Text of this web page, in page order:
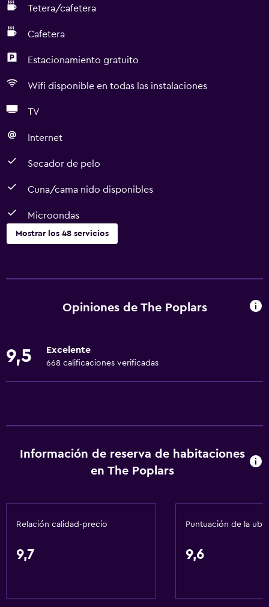
cumple con las prácticas de desinfección por COVID-19
desinfección por COVID-19 (OMS) Prueba de COVID-19
(rápida o de antígenos) gratuita disponible en la
Tetera/cafetera
Cafetera
Estacionamiento gratuito
Wifi disponible en todas las instalaciones
TV
Internet
Secador de pelo
Cuna/cama nido disponibles
Microondas
Mostrar los 48 servicios
Copas
Tostadora
Microondas
Servicios básicos
Opiniones de The Poplars
9,5 Excelente
668 calificaciones verificadas
Información de reserva de habitaciones
en The Poplars
Relación calidad-precio
9,7
Puntuación de la
9,6